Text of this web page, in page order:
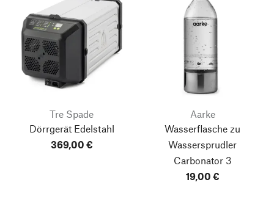
Tre Spade
Dörrgerät Edelstahl
369,00 €
Aarke
Wasserflasche zu
Wassersprudler
Carbonator 3
19,00 €